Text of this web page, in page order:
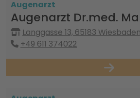
Augenarzt
Augenarzt Dr.med.
Langgasse 13, 65183 Wiesbaden
+49 611 374022